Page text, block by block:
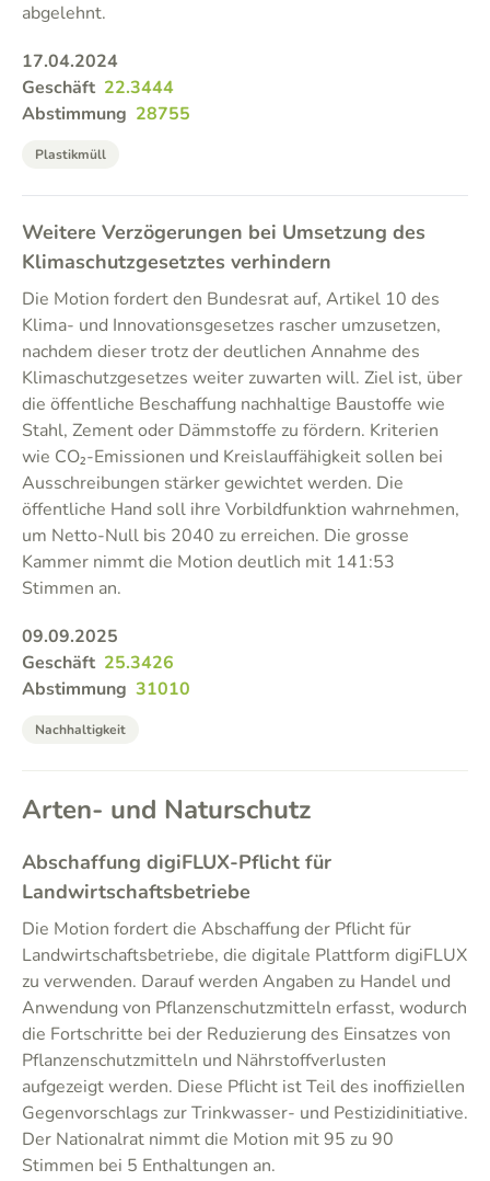
abgelehnt.
17.04.2024
Geschäft 22.3444
Abstimmung 28755
Plastikmüll
Weitere Verzögerungen bei Umsetzung des
Klimaschutzgesetztes verhindern
Die Motion fordert den Bundesrat auf, Artikel 10 des
Klima- und Innovationsgesetzes rascher umzusetzen,
nachdem dieser trotz der deutlichen Annahme des
Klimaschutzgesetzes weiter zuwarten will. Ziel ist, über
die öffentliche Beschaffung nachhaltige Baustoffe wie
Stahl, Zement oder Dämmstoffe zu fördern. Kriterien
wie CO₂-Emissionen und Kreislauffähigkeit sollen bei
Ausschreibungen stärker gewichtet werden. Die
öffentliche Hand soll ihre Vorbildfunktion wahrnehmen,
um Netto-Null bis 2040 zu erreichen. Die grosse
Kammer nimmt die Motion deutlich mit 141:53
Stimmen an.
09.09.2025
Geschäft 25.3426
Abstimmung 31010
Nachhaltigkeit
Arten- und Naturschutz
Abschaffung digiFLUX-Pflicht für
Landwirtschaftsbetriebe
Die Motion fordert die Abschaffung der Pflicht für
Landwirtschaftsbetriebe, die digitale Plattform digiFLUX
zu verwenden. Darauf werden Angaben zu Handel und
Anwendung von Pflanzenschutzmitteln erfasst, wodurch
die Fortschritte bei der Reduzierung des Einsatzes von
Pflanzenschutzmitteln und Nährstoffverlusten
aufgezeigt werden. Diese Pflicht ist Teil des inoffiziellen
Gegenvorschlags zur Trinkwasser- und Pestizidinitiative.
Der Nationalrat nimmt die Motion mit 95 zu 90
Stimmen bei 5 Enthaltungen an.